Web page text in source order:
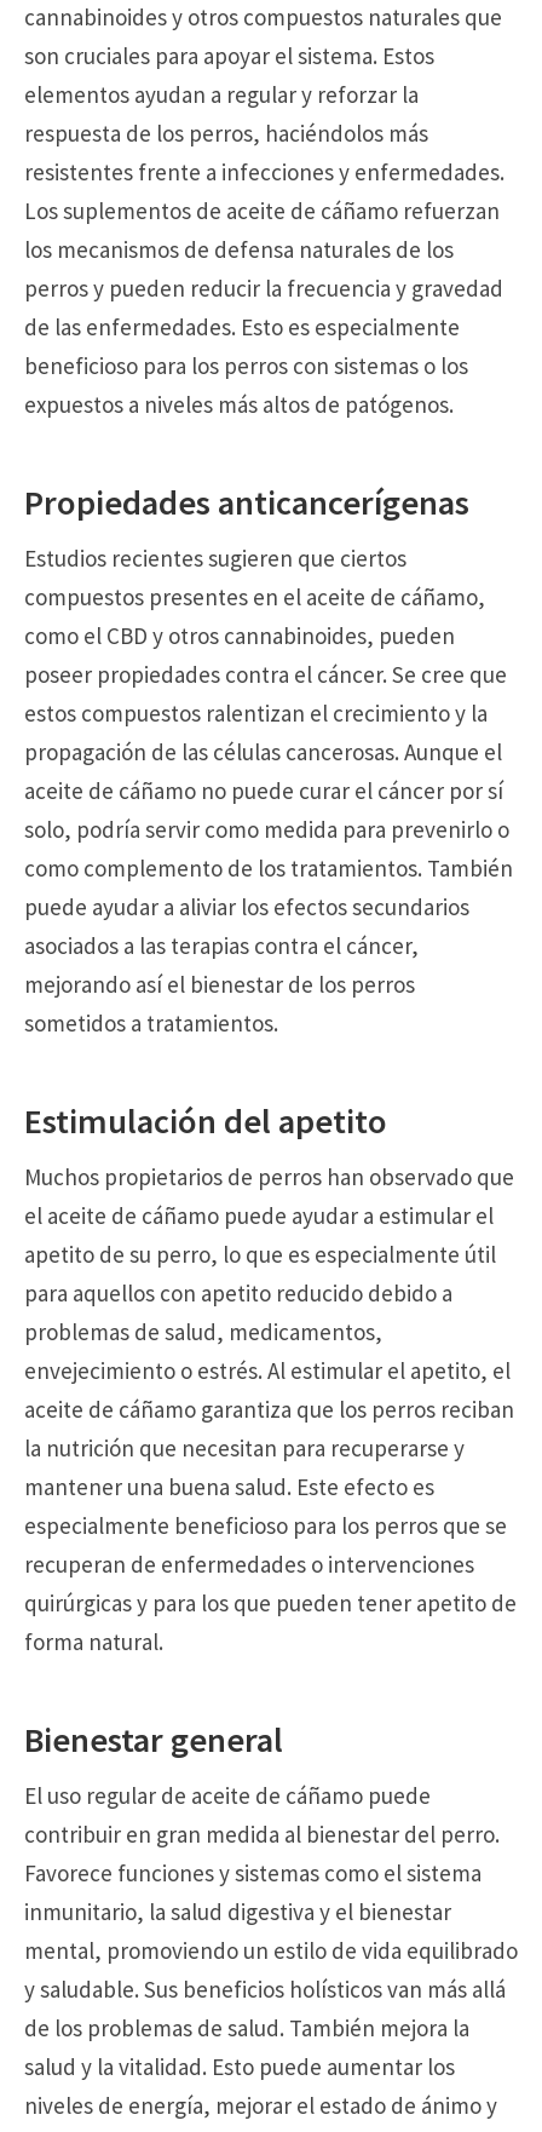
cannabinoides y otros compuestos naturales que
son cruciales para apoyar el sistema. Estos
elementos ayudan a regular y reforzar la
respuesta de los perros, haciéndolos más
resistentes frente a infecciones y enfermedades.
Los suplementos de aceite de cáñamo refuerzan
los mecanismos de defensa naturales de los
perros y pueden reducir la frecuencia y gravedad
de las enfermedades. Esto es especialmente
beneficioso para los perros con sistemas o los
expuestos a niveles más altos de patógenos.
Propiedades anticancerígenas
Estudios recientes sugieren que ciertos
compuestos presentes en el aceite de cáñamo,
como el CBD y otros cannabinoides, pueden
poseer propiedades contra el cáncer. Se cree que
estos compuestos ralentizan el crecimiento y la
propagación de las células cancerosas. Aunque el
aceite de cáñamo no puede curar el cáncer por sí
solo, podría servir como medida para prevenirlo o
como complemento de los tratamientos. También
puede ayudar a aliviar los efectos secundarios
asociados a las terapias contra el cáncer,
mejorando así el bienestar de los perros
sometidos a tratamientos.
Estimulación del apetito
Muchos propietarios de perros han observado que
el aceite de cáñamo puede ayudar a estimular el
apetito de su perro, lo que es especialmente útil
para aquellos con apetito reducido debido a
problemas de salud, medicamentos,
envejecimiento o estrés. Al estimular el apetito, el
aceite de cáñamo garantiza que los perros reciban
la nutrición que necesitan para recuperarse y
mantener una buena salud. Este efecto es
especialmente beneficioso para los perros que se
recuperan de enfermedades o intervenciones
quirúrgicas y para los que pueden tener apetito de
forma natural.
Bienestar general
El uso regular de aceite de cáñamo puede
contribuir en gran medida al bienestar del perro.
Favorece funciones y sistemas como el sistema
inmunitario, la salud digestiva y el bienestar
mental, promoviendo un estilo de vida equilibrado
y saludable. Sus beneficios holísticos van más allá
de los problemas de salud. También mejora la
salud y la vitalidad. Esto puede aumentar los
niveles de energía, mejorar el estado de ánimo y